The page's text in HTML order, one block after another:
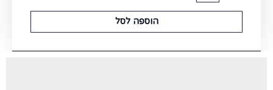
הוספה לסל